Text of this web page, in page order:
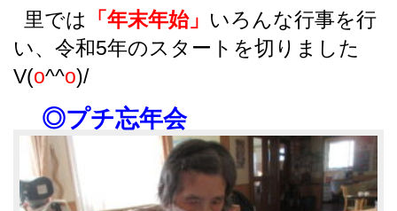
里では 「年末年始」 いろんな行事を行
い、令和5年のスタートを切りました
V(o^^o)/
◎プチ忘年会